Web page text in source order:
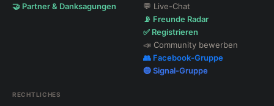
🤝 Partner & Danksagungen
💬 Live-Chat
📡 Freunde Radar
✅ Registrieren
📣 Community bewerben
👥 Facebook-Gruppe
🔵 Signal-Gruppe
RECHTLICHES